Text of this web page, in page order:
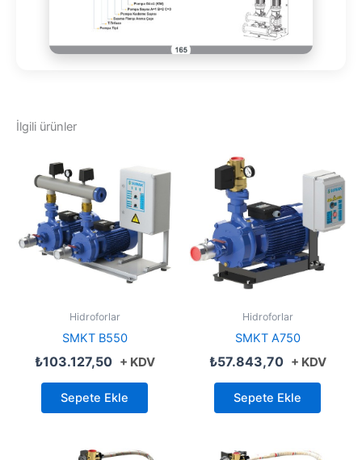
İlgili ürünler
Hidroforlar
SMKT B550
₺103.127,50 + KDV
Sepete Ekle
Hidroforlar
SMKT A750
₺57.843,70 + KDV
Sepete Ekle